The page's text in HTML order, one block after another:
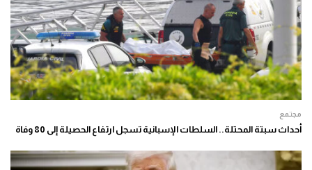
مجتمع
أحداث سبتة المحتلة.. السلطات الإسبانية تسجل ارتفاع الحصيلة إلى 80 وفاة